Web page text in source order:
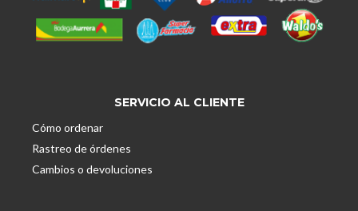
SERVICIO AL CLIENTE
Cómo ordenar
Rastreo de órdenes
Cambios o devoluciones